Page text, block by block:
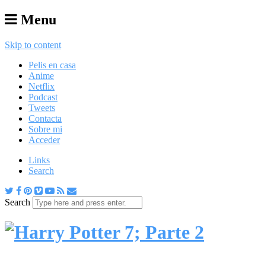
Menu
Skip to content
Pelis en casa
Anime
Netflix
Podcast
Tweets
Contacta
Sobre mi
Acceder
Links
Search
Search